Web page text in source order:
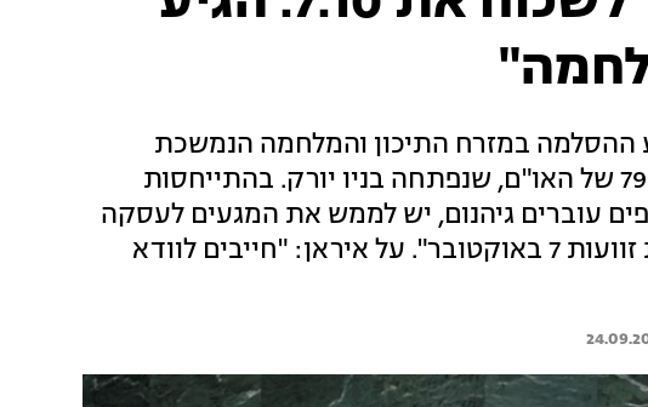
במזרח התיכון והמלחמה הנמשכת
באוקראינה, ביידן נאם בפני העצרת ה-79 של האו"ם, שנפתחה בניו יורק. בהתייחסות
עוברים גיהנום, יש לממש את המגעים לעסקה
ולהחזיר אותם הביתה. אסור לשכוח את זוועות 7 באוקטובר". על איראן: "חייבים לוודא